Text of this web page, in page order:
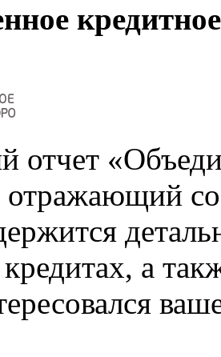
отчет
отражающий
а